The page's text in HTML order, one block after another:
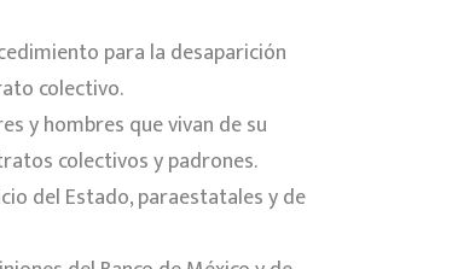
para la desaparición
colectivo.
y hombres que vivan de su
colectivos y padrones.
del Estado, paraestatales y de